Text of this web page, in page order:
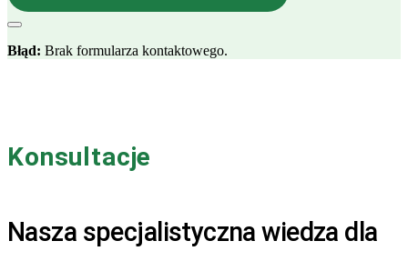
Błąd: Brak formularza kontaktowego.
Konsultacje
Nasza specjalistyczna wiedza dla